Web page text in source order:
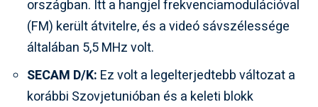
országban. Itt a hangjel frekvenciamodulációval
(FM) került átvitelre, és a videó sávszélessége
általában 5,5 MHz volt.
SECAM D/K: Ez volt a legelterjedtebb változat a
korábbi Szovjetunióban és a keleti blokk